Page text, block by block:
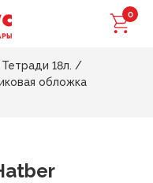
0
Тетради 18л. /
обложка